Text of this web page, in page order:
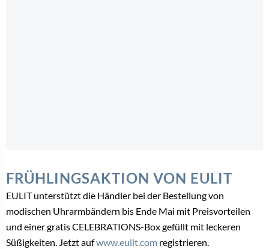
FRÜHLINGSAKTION VON EULIT
EULIT unterstützt die Händler bei der Bestellung von
modischen Uhrarmbändern bis Ende Mai mit Preisvorteilen
und einer gratis CELEBRATIONS-Box gefüllt mit leckeren
Süßigkeiten. Jetzt aufwww.eulit.com registrieren.